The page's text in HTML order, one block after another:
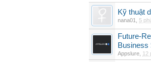
Kỹ thuật
nana01 5
Future-
Business
Appslure 12